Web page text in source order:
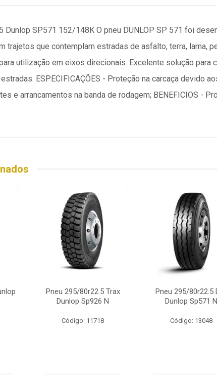
Dunlop SP571 152/148K O pneu DUNLOP SP 571 foi
trajetos que contemplam estradas de asfalto, terra, lama,
utilização em eixos direcionais. Excelente solução para
ESPECIFICAÇÕES - Proteção na carcaça devido
e arrancamentos na banda de rodagem; BENEFICIOS -
Pneu 295/80r22.5 Trax
Dunlop Sp926 N
Código: 11718
Pneu 295/80r22.5
Dunlop Sp571 N
Código: 13048